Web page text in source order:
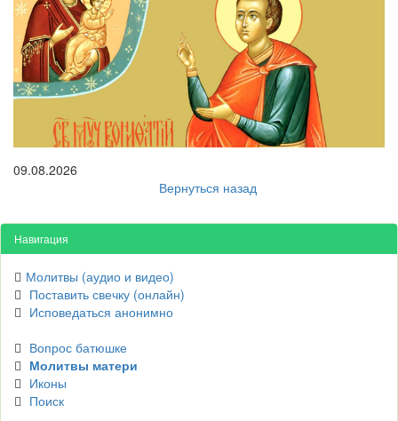
09.08.2026
Вернуться назад
Навигация
Молитвы (аудио и видео)
Поставить свечку (онлайн)
Исповедаться анонимно
Вопрос батюшке
Молитвы матери
Иконы
Поиск